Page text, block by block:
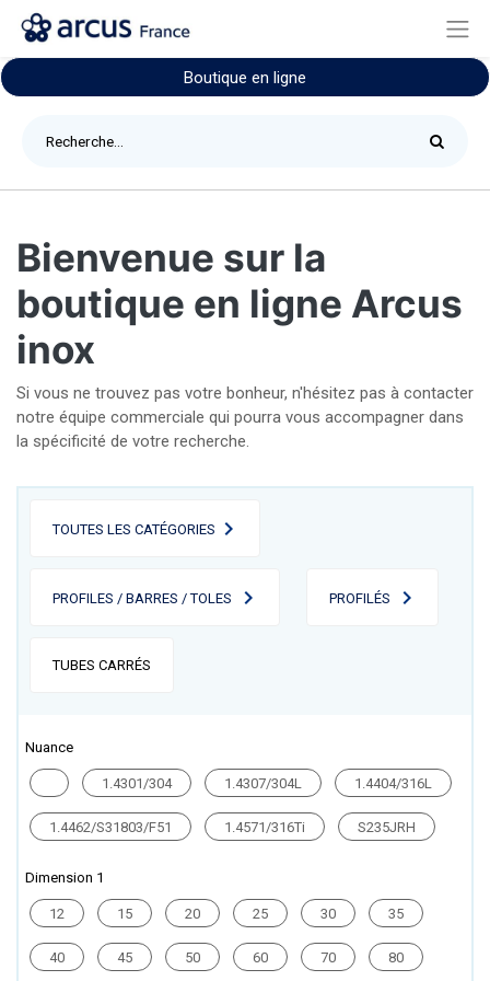
Boutique en ligne
Bienvenue sur la
boutique en ligne Arcus
inox
Si vous ne trouvez pas votre bonheur, n'hésitez pas à contacter
notre équipe commerciale qui pourra vous accompagner dans
la spécificité de votre recherche.
TOUTES LES CATÉGORIES
PROFILES / BARRES / TOLES PROFILÉS
TUBES CARRÉS
Nuance
1.4301/304 1.4307/304L 1.4404/316L
1.4462/S31803/F51 1.4571/316Ti S235JRH
Dimension 1
12 15 20 25 30 35
40 45 50 60 70 80